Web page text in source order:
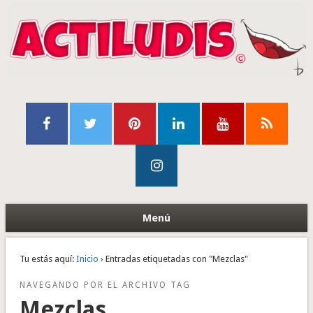
Menú
Tu estás aquí: Inicio › Entradas etiquetadas con "Mezclas"
NAVEGANDO POR EL ARCHIVO TAG